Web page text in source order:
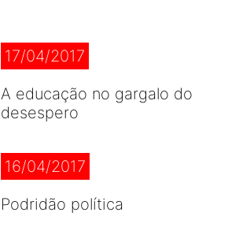
17/04/2017
A educação no gargalo do
desespero
16/04/2017
Podridão política